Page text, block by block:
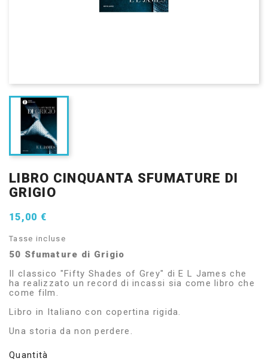
LIBRO CINQUANTA SFUMATURE DI
GRIGIO
15,00 €
Tasse incluse
50 Sfumature di Grigio
Il classico "Fifty Shades of Grey" di E L James che
ha realizzato un record di incassi sia come libro che
come film.
Libro in Italiano con copertina rigida.
Una storia da non perdere.
Quantità